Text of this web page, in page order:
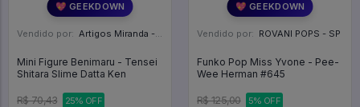
💖 GEEKDOWN
Vendido por: Artigos Miranda - RJ
Mini Figure Benimaru - Tensei
Shitara Slime Datta Ken
R$ 70,43 25% OFF
💖 GEEKDOWN
Vendido por: ROVANI POPS - SP
Funko Pop Miss Yvone - Pee-
Wee Herman #645
R$ 125,00 5% OFF